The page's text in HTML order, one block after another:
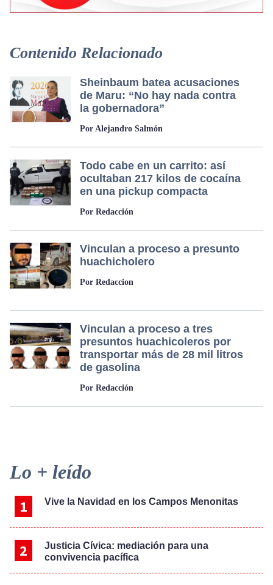
Contenido Relacionado
Sheinbaum batea acusaciones
de Maru: “No hay nada contra
la gobernadora”
Por Alejandro Salmón
Todo cabe en un carrito: así
ocultaban 217 kilos de cocaína
en una pickup compacta
Por Redacción
Vinculan a proceso a presunto
huachicholero
Por Redaccion
Vinculan a proceso a tres
presuntos huachicoleros por
transportar más de 28 mil litros
de gasolina
Por Redacción
Primary
Sidebar
Lo + leído
Vive la Navidad en los Campos Menonitas
Justicia Cívica: mediación para una
convivencia pacífica